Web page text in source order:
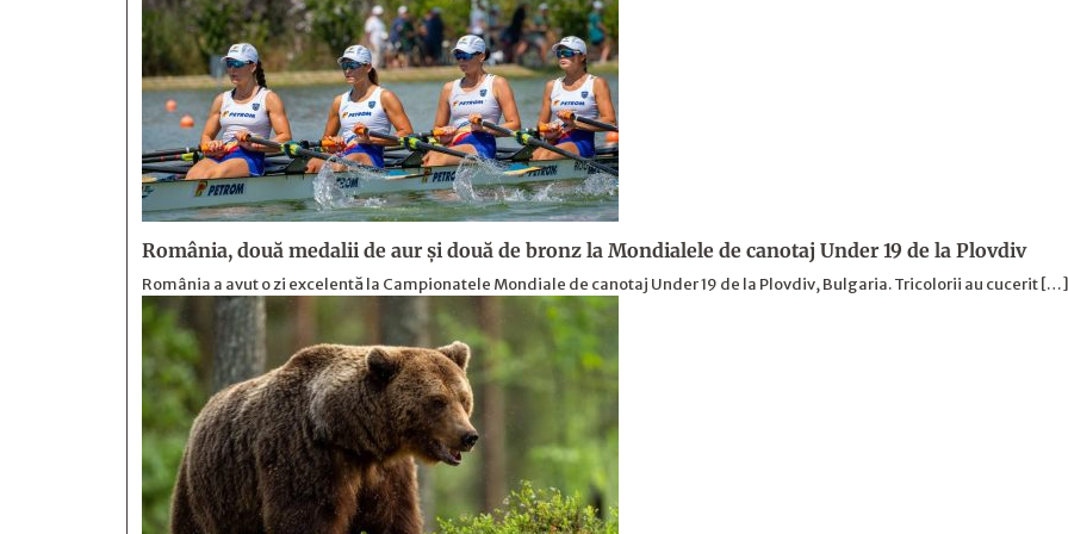
România, două medalii de aur și două de bronz la Mondialele de canotaj Under 19 de la Plovdiv
România a avut o zi excelentă la Campionatele Mondiale de canotaj Under 19 de la Plovdiv, Bulgaria. Tricolorii au cucerit […]